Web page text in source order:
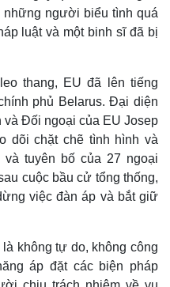
Multimedia
Video
E-Magazine
Infographic
những người biểu tình quá
luật và một binh sĩ đã bị
thang, EU đã lên tiếng
phủ Belarus. Đại diện
và Đối ngoại của EU Josep
dõi chặt chẽ tình hình và
tuyên bố của 27 ngoại
cuộc bầu cử tổng thống,
việc đàn áp và bắt giữ
không tự do, không công
áp đặt các biện pháp